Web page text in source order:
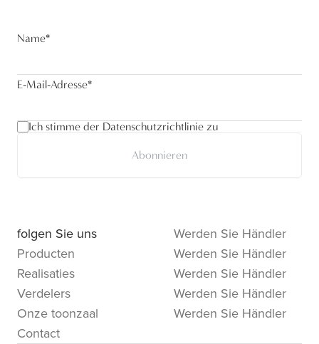
Name*
E-Mail-Adresse*
Ich stimme der Datenschutzrichtlinie zu
Abonnieren
folgen Sie uns
Producten
Realisaties
Verdelers
Onze toonzaal
Contact
Werden Sie Händler
Werden Sie Händler
Werden Sie Händler
Werden Sie Händler
Werden Sie Händler